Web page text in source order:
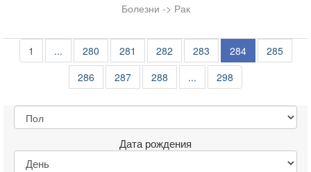
Болезни -> Рак
1 ... 280 281 282 283 284
285
286
287 288 ... 298
Дата рождения